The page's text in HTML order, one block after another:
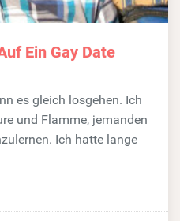
Ein Gay Date
es gleich losgehen. Ich
und Flamme, jemanden
Ich hatte lange